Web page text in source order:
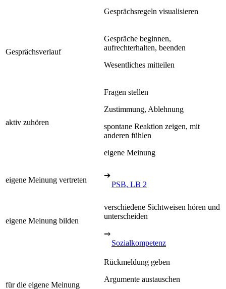
Gesprächsregeln visualisieren
Gesprächsverlauf
Gespräche beginnen,
aufrechterhalten, beenden
Wesentliches mitteilen
aktiv zuhören
Fragen stellen
Zustimmung, Ablehnung
spontane Reaktion zeigen, mit
anderen fühlen
eigene Meinung
eigene Meinung vertreten
➔
PSB, LB 2
eigene Meinung bilden
verschiedene Sichtweisen hören und
unterscheiden
⇒
Sozialkompetenz
für die eigene Meinung
Rückmeldung geben
Argumente austauschen